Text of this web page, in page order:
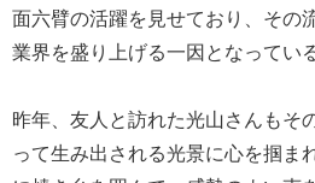
面六臂の活躍を見せており、その
業界を盛り上げる一因となっている
昨年、友人と訪れた光山さんもそ
って生み出される光景に心を掴ま